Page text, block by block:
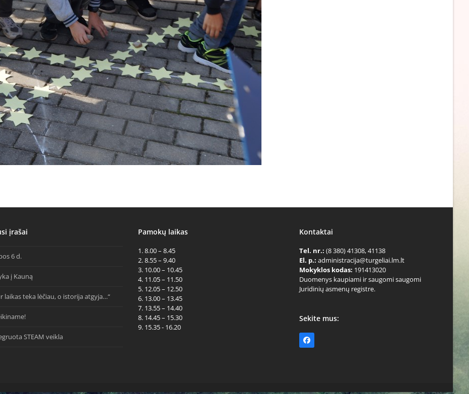
įrašai
6 d.
į Kauną
laikas teka lėčiau, o istorija atgyja…“
STEAM veikla
Pamokų laikas
1. 8.00 – 8.45
2. 8.55 – 9.40
3. 10.00 – 10.45
4. 11.05 – 11.50
5. 12.05 – 12.50
6. 13.00 – 13.45
7. 13.55 – 14.40
8. 14.45 – 15.30
9. 15.35 - 16.20
Kontaktai
Tel. nr.: (8 380) 41308, 41138
El. p.: administracija@turgeliai.lm.lt
Mokyklos kodas: 191413020
Duomenys kaupiami ir saugomi saugomi
Juridinių asmenų registre.
Sekite mus:
Facebook